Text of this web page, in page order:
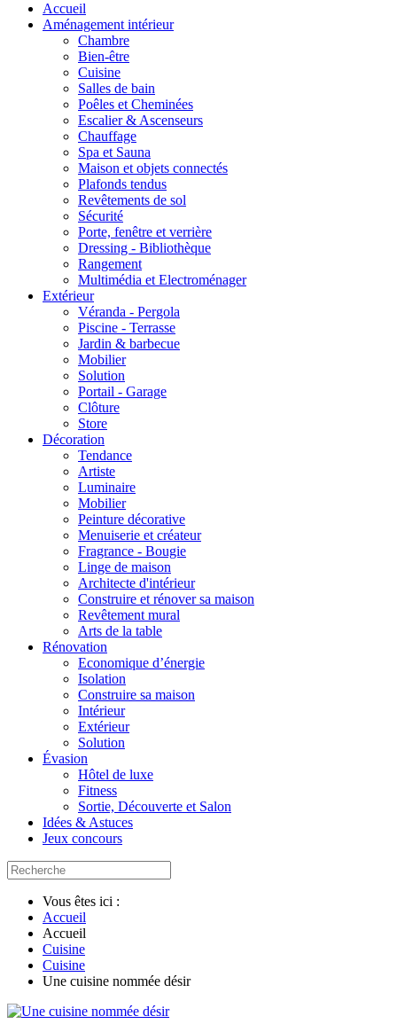
Accueil
Aménagement intérieur
Chambre
Bien-être
Cuisine
Salles de bain
Poêles et Cheminées
Escalier & Ascenseurs
Chauffage
Spa et Sauna
Maison et objets connectés
Plafonds tendus
Revêtements de sol
Sécurité
Porte, fenêtre et verrière
Dressing - Bibliothèque
Rangement
Multimédia et Electroménager
Extérieur
Véranda - Pergola
Piscine - Terrasse
Jardin & barbecue
Mobilier
Solution
Portail - Garage
Clôture
Store
Décoration
Tendance
Artiste
Luminaire
Mobilier
Peinture décorative
Menuiserie et créateur
Fragrance - Bougie
Linge de maison
Architecte d'intérieur
Construire et rénover sa maison
Revêtement mural
Arts de la table
Rénovation
Economique d’énergie
Isolation
Construire sa maison
Intérieur
Extérieur
Solution
Évasion
Hôtel de luxe
Fitness
Sortie, Découverte et Salon
Idées & Astuces
Jeux concours
Vous êtes ici :
Accueil
Accueil
Cuisine
Cuisine
Une cuisine nommée désir